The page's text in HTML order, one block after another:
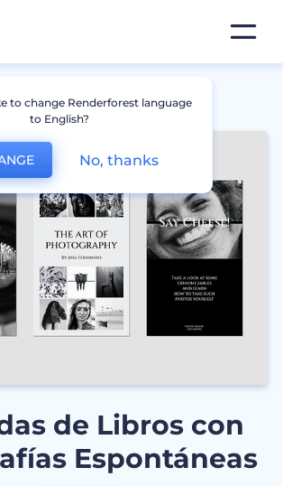
de Libros con
Espontáneas
to change Renderforest language
to English?
No, thanks